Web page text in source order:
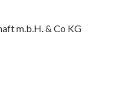
m.b.H. & Co KG